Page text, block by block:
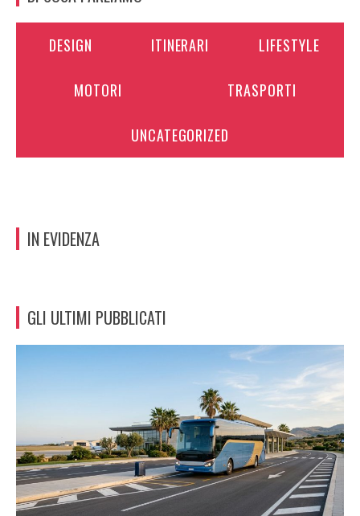
DESIGN ITINERARI LIFESTYLE
MOTORI TRASPORTI
UNCATEGORIZED
IN EVIDENZA
GLI ULTIMI PUBBLICATI